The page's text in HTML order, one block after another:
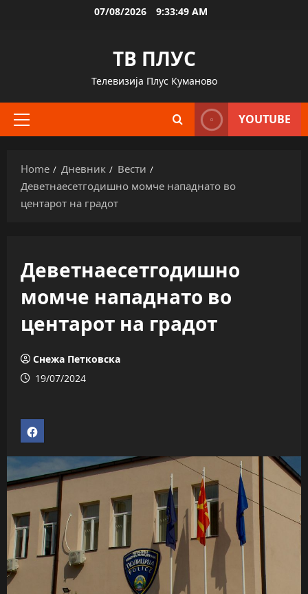
07/08/2026 9:33:49 AM
ТВ ПЛУС
Телевизија Плус Куманово
Primary
YOUTUBE
Home Дневник
Вести
Деветнаесетгодишно момче нападнато во
центарот на градот
Деветнаесетгодишно
момче нападнато во
центарот на градот
Снежа Петковска
19/07/2024